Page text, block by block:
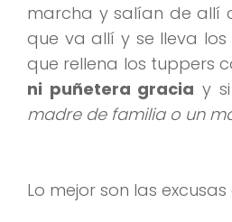
marcha y salían de allí
que va allí y se lleva
que rellena los tuppers
ni puñetera gracia y
madre de familia o un
Lo mejor son las